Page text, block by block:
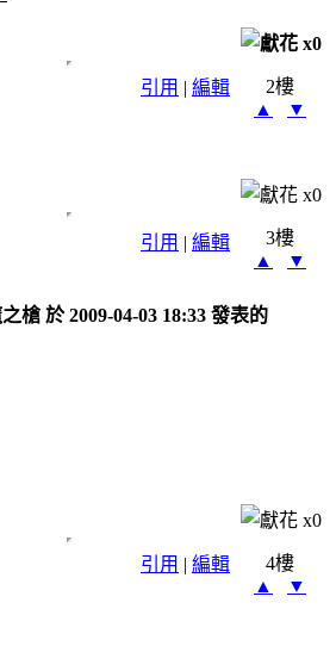
x0
引用 | 編輯
2樓
▲
▼
x0
引用 | 編輯
3樓
▲
▼
槍 於 2009-04-03 18:33 發表的
x0
引用 | 編輯
4樓
▲
▼